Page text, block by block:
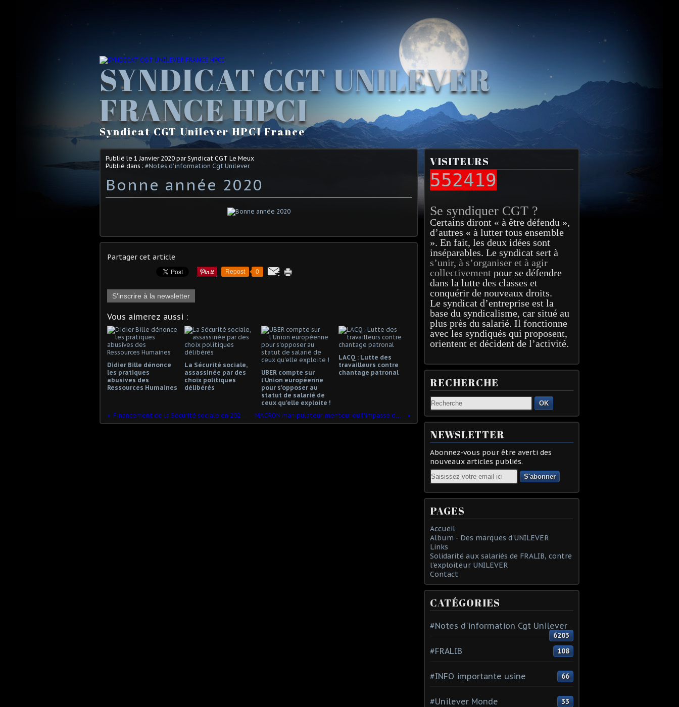
SYNDICAT CGT UNILEVER
FRANCE HPCI
Syndicat CGT Unilever HPCI France
Publié le 1 Janvier 2020 par Syndicat CGT Le Meux
Publié dans : #Notes d'information Cgt Unilever
Bonne année 2020
Partager cet article
Repost 0
S'inscrire à la newsletter
Vous aimerez aussi :
Didier Bille dénonce
les pratiques
abusives des
Ressources Humaines
La Sécurité sociale,
assassinée par des
choix politiques
délibérés
UBER compte sur
l'Union européenne
pour s'opposer au
statut de salarié de
ceux qu'elle exploite !
LACQ : Lutte des
travailleurs contre
chantage patronal
Financement de la Sécurité sociale en 2020 : le budget de la colère MACRON manipulateur-menteur ou l'impasse de MACRON face à l'opinion !
VISITEURS
552419
Se syndiquer CGT ?
Certains diront « à être défendu »,
d’autres « à lutter tous ensemble
». En fait, les deux idées sont
inséparables. Le syndicat sert à
s’unir, à s’organiser et à agir
collectivement pour se défendre
dans la lutte des classes et
conquérir de nouveaux droits.
Le syndicat d’entreprise est la
base du syndicalisme, car situé au
plus près du salarié. Il fonctionne
avec les syndiqués qui proposent,
orientent et décident de l’activité.
RECHERCHE
OK
NEWSLETTER
Abonnez-vous pour être averti des
nouveaux articles publiés.
Email
PAGES
Accueil
Album - Des marques d'UNILEVER
Links
Solidarité aux salariés de FRALIB, contre
l'exploiteur UNILEVER
Contact
CATÉGORIES
#Notes d'information Cgt Unilever
6203
#FRALIB 108
#INFO importante usine 66
#Unilever Monde 33